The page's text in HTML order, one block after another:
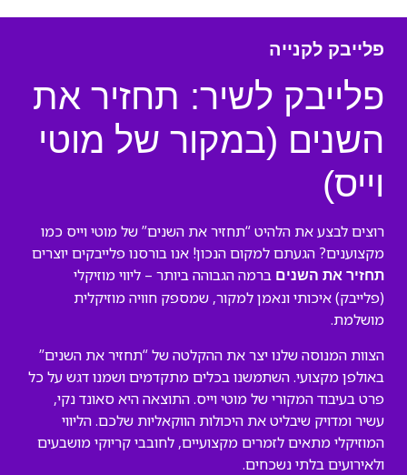
פלייבק לקנייה
פלייבק לשיר: תחזיר את
השנים (במקור של מוטי
וייס)
רוצים לבצע את הלהיט “תחזיר את השנים” של מוטי וייס כמו
מקצוענים? הגעתם למקום הנכון! אנו בורסנו פלייבקים יוצרים
תחזיר את השנים ברמה הגבוהה ביותר – ליווי מוזיקלי
(פלייבק) איכותי ונאמן למקור, שמספק חוויה מוזיקלית
מושלמת.
הצוות המנוסה שלנו יצר את ההקלטה של “תחזיר את השנים”
באולפן מקצועי. השתמשנו בכלים מתקדמים ושמנו דגש על כל
פרט בעיבוד המקורי של מוטי וייס. התוצאה היא סאונד נקי,
עשיר ומדויק שיבליט את היכולות הווקאליות שלכם. הליווי
המוזיקלי מתאים לזמרים מקצועיים, לחובבי קריוקי מושבעים
ולאירועים בלתי נשכחים.